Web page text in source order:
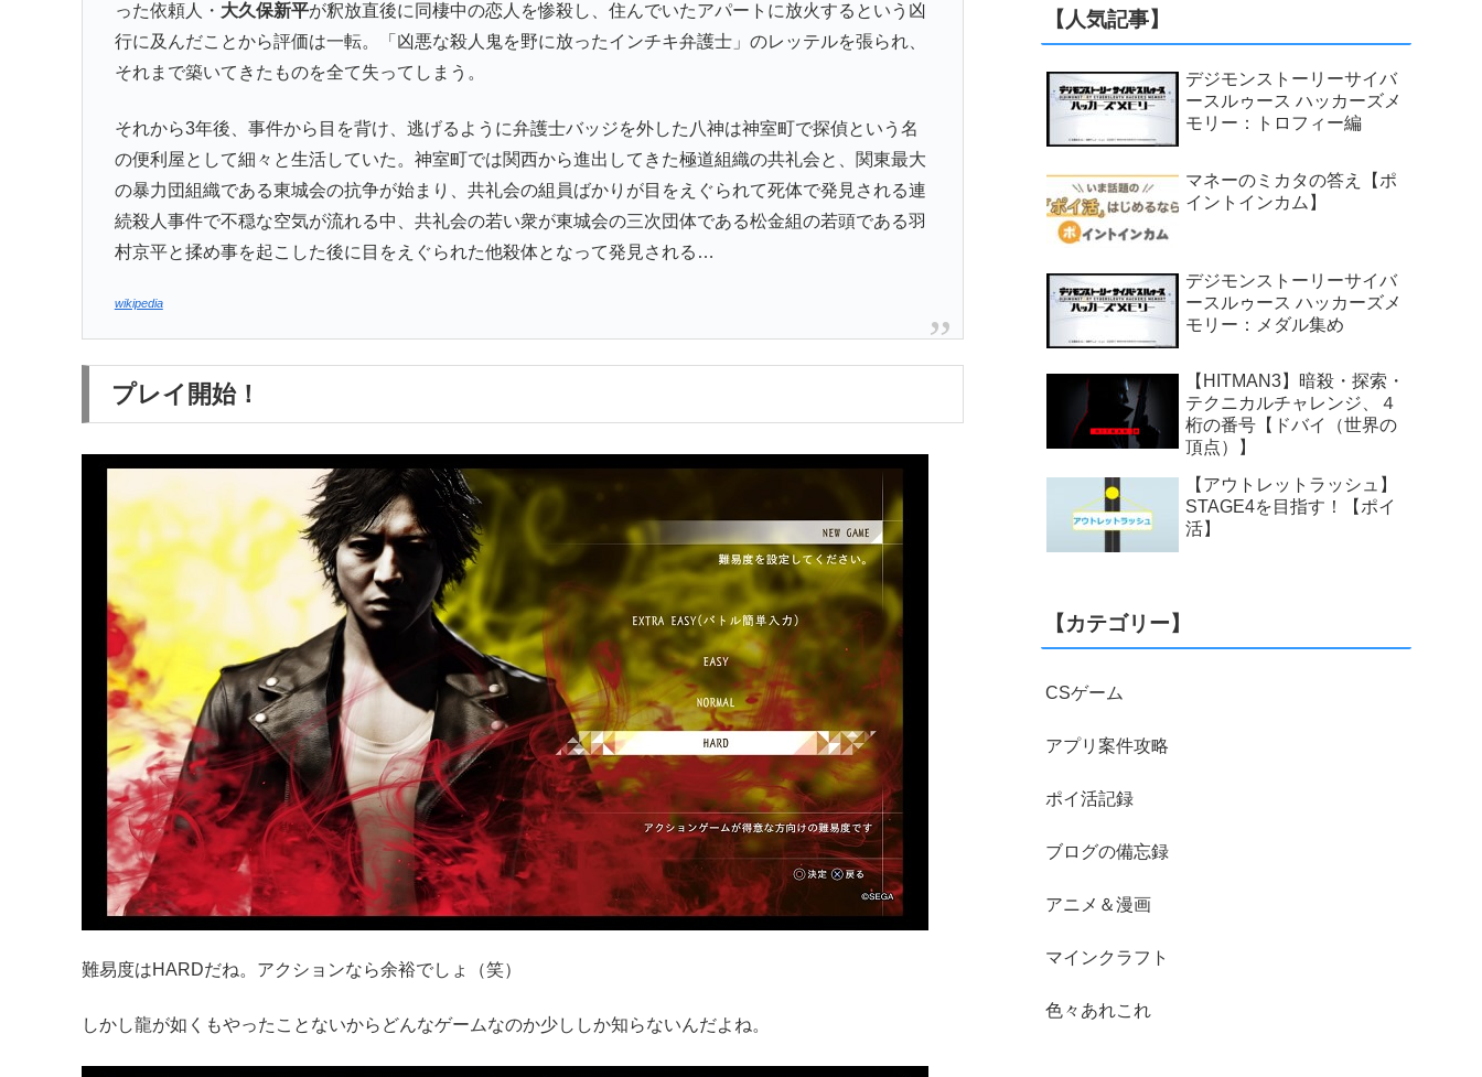
った依頼人・ 大久保新平が釈放直後に同棲中の恋人を惨殺し、住んでいたアパートに放火するという凶
行に及んだことから評価は一転。「凶悪な殺人鬼を野に放ったインチキ弁護士」のレッテルを張られ、
それまで築いてきたものを全て失ってしまう。
それから3年後、事件から目を背け、逃げるように弁護士バッジを外した八神は神室町で探偵という名
の便利屋として細々と生活していた。神室町では関西から進出してきた極道組織の共礼会と、関東最大
の暴力団組織である東城会の抗争が始まり、共礼会の組員ばかりが目をえぐられて死体で発見される連
続殺人事件で不穏な空気が流れる中、共礼会の若い衆が東城会の三次団体である松金組の若頭である羽
村京平と揉め事を起こした後に目をえぐられた他殺体となって発見される…
wikipedia
プレイ開始！
難易度はHARDだね。アクションなら余裕でしょ（笑）
しかし龍が如くもやったことないからどんなゲームなのか少ししか知らないんだよね。
【人気記事】
デジモンストーリーサイバ
ースルゥース ハッカーズメ
モリー：トロフィー編
マネーのミカタの答え【ポ
イントインカム】
デジモンストーリーサイバ
ースルゥース ハッカーズメ
モリー：メダル集め
【HITMAN3】暗殺・探索・
テクニカルチャレンジ、４
桁の番号【ドバイ（世界の
頂点）】
【アウトレットラッシュ】
STAGE4を目指す！【ポイ
活】
【カテゴリー】
CSゲーム
アプリ案件攻略
ポイ活記録
ブログの備忘録
アニメ＆漫画
マインクラフト
色々あれこれ